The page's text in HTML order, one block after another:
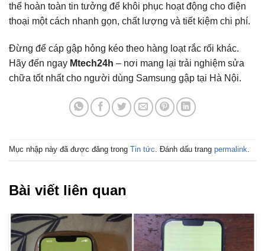
thể hoàn toàn tin tưởng để khôi phục hoạt động cho điện
thoại một cách nhanh gọn, chất lượng và tiết kiệm chi phí.
Đừng để cáp gập hỏng kéo theo hàng loạt rắc rối khác.
Hãy đến ngay Mtech24h – nơi mang lại trải nghiệm sửa
chữa tốt nhất cho người dùng Samsung gập tại Hà Nội.
Mục nhập này đã được đăng trong Tin tức . Đánh dấu trang permalink
Bài viết liên quan